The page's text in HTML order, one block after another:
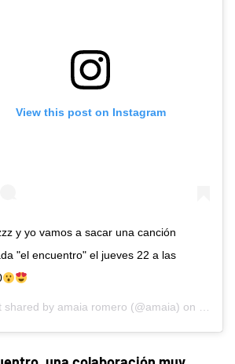
View this post on Instagram
y yo vamos a sacar una canción
"el encuentro" el jueves 22 a las
shared by amaia romero (@amaia) on Oct